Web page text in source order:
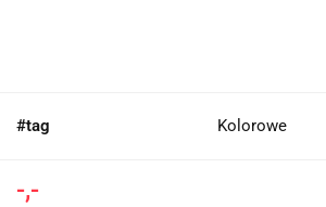
#tag Kolorowe
-,-